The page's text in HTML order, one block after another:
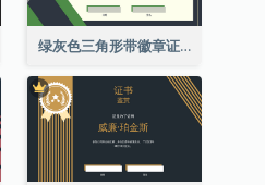
绿灰色三角形带徽章证书